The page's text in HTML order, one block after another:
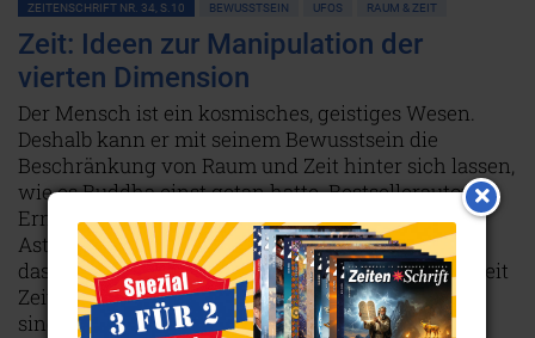
ZEITENSCHRIFT NR. 34, S.10 BEWUSSTSEIN UFOS RAUM & ZEIT
Zeit: Ideen zur Manipulation der
vierten Dimension
Der Mensch ist ein kosmisches, geistiges Wesen.
Deshalb kann er mit seinem Bewusstsein die
Beschränkung von Raum und Zeit hinter sich lassen,
wie es Buddha einst getan hatte. Bestsellerautor
Ernst Meckelburg beschreibt, wie moderne
Astrophysiker nach technischen Wegen suchen,
dasselbe zu erreichen und fragt, ob Ufos in Wahrheit
Zeitreisemaschinen aus unserer eigenen Zukunft
sind.
Weiterlesen...